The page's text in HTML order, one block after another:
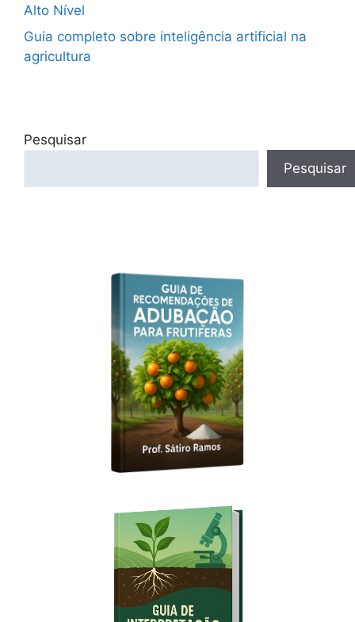
Alto Nível
Guia completo sobre inteligência artificial na
agricultura
Pesquisar
Pesquisar